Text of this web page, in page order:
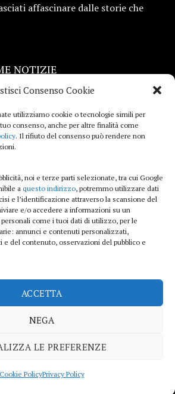
Consenso Cookie
utilizziamo cookie o tecnologie simili per
consenso, anche per altre finalità come
. Il rifiuto del consenso può rendere non
noi e terze parti selezionate, tra cui Google
a questo indirizzo, potremmo utilizzare dati
e l’identificazione attraverso la scansione del
e/o accedere a informazioni su un
come i tuoi dati di utilizzo, per le
annunci e contenuti personalizzati,
e del contenuto, osservazioni del pubblico e
ACCETTA
NEGA
LE PREFERENZE
Cookie PolicyPrivacy Policy
affascinare dalle storie che
NOTIZIE
Affiliazione Amazon EU, un programma di
link al sito Amazon.it
Copyright 2026 ©
CONTATTI